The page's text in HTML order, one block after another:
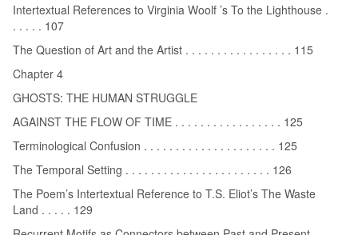
Intertextual References to Virginia Woolf ’s To the Lighthouse .
. . . . . 107
The Question of Art and the Artist . . . . . . . . . . . . . . . . . 115
Chapter 4
GHOSTS: THE HUMAN STRUGGLE
AGAINST THE FLOW OF TIME . . . . . . . . . . . . . . . . . 125
Terminological Confusion . . . . . . . . . . . . . . . . . . . . . 125
The Temporal Setting . . . . . . . . . . . . . . . . . . . . . . . 126
The Poem’s Intertextual Reference to T.S. Eliot’s The Waste
Land . . . . . 129